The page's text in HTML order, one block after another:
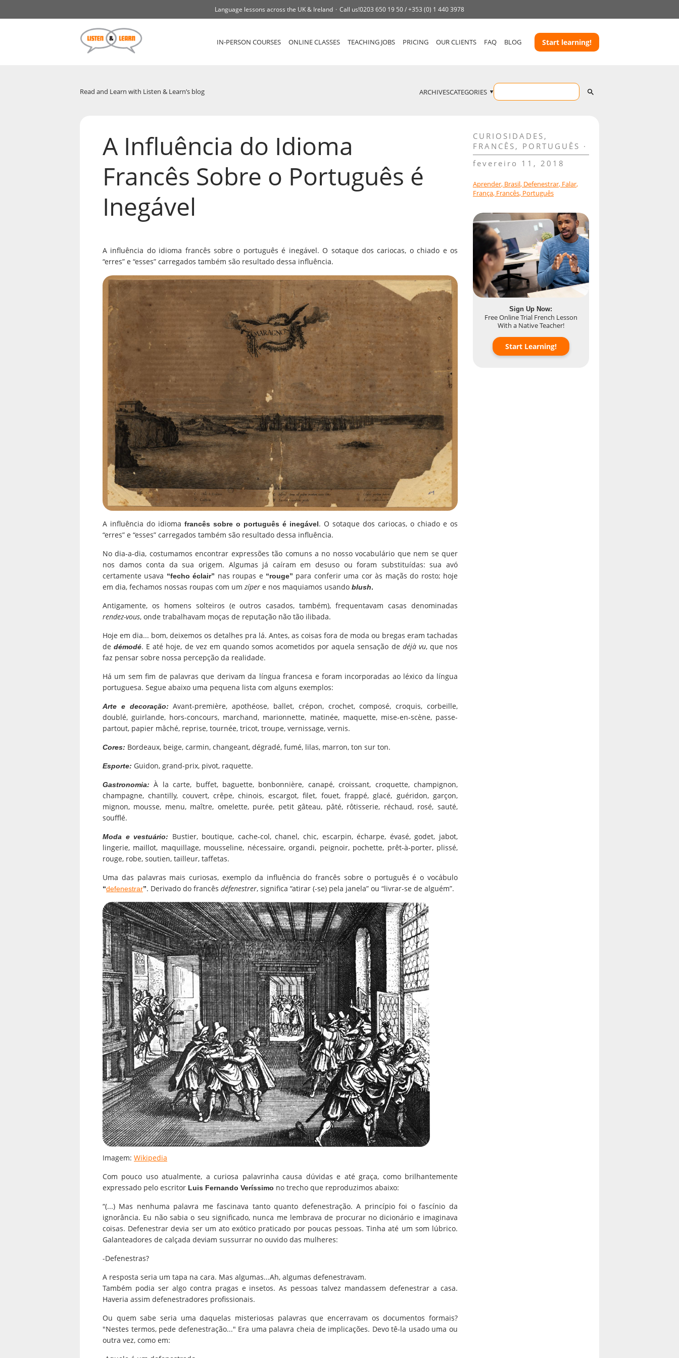
Language lessons across the UK & Ireland Call us!0203 650 19 50 /+353 (0) 1 440 3978
IN-PERSON COURSES ONLINE CLASSES TEACHING JOBS PRICING OUR CLIENTS FAQ BLOG Start learning!
Read and Learn with Listen & Learn’s blog ARCHIVESCATEGORIES
A Influência do Idioma
Francês Sobre o Português é
Inegável
A influência do idioma francês sobre o português é inegável. O sotaque dos cariocas, o chiado e os
“erres” e “esses” carregados também são resultado dessa influência.
A influência do idioma francês sobre o português é inegável. O sotaque dos cariocas, o chiado e os
“erres” e “esses” carregados também são resultado dessa influência.
No dia-a-dia, costumamos encontrar expressões tão comuns a no nosso vocabulário que nem se quer
nos damos conta da sua origem. Algumas já caíram em desuso ou foram substituídas: sua avó
certamente usava “fecho éclair” nas roupas e “rouge” para conferir uma cor às maçãs do rosto; hoje
em dia, fechamos nossas roupas com um zíper e nos maquiamos usando blush.
Antigamente, os homens solteiros (e outros casados, também), frequentavam casas denominadas
rendez-vous, onde trabalhavam moças de reputação não tão ilibada.
Hoje em dia... bom, deixemos os detalhes pra lá. Antes, as coisas fora de moda ou bregas eram tachadas
dedémodé. E até hoje, de vez em quando somos acometidos por aquela sensação de déjà vu, que nos
faz pensar sobre nossa percepção da realidade.
Há um sem fim de palavras que derivam da língua francesa e foram incorporadas ao léxico da língua
portuguesa. Segue abaixo uma pequena lista com alguns exemplos:
Arte e decoração:Avant-première, apothéose, ballet, crépon, crochet, composé, croquis, corbeille,
doublé, guirlande, hors-concours, marchand, marionnette, matinée, maquette, mise-en-scène, passe-
partout, papier mâché, reprise, tournée, tricot, troupe, vernissage, vernis.
Cores: Bordeaux, beige, carmin, changeant, dégradé, fumé, lilas, marron, ton sur ton.
Esporte: Guidon, grand-prix, pivot, raquette.
Gastronomia:À la carte, buffet, baguette, bonbonnière, canapé, croissant, croquette, champignon,
champagne, chantilly, couvert, crêpe, chinois, escargot, filet, fouet, frappé, glacé, guéridon, garçon,
mignon, mousse, menu, maître, omelette, purée, petit gâteau, pâté, rôtisserie, réchaud, rosé, sauté,
soufflé.
Moda e vestuário: Bustier, boutique, cache-col, chanel, chic, escarpin, écharpe, évasé, godet, jabot,
lingerie, maillot, maquillage, mousseline, nécessaire, organdi, peignoir, pochette, prêt-à-porter, plissé,
rouge, robe, soutien, tailleur, taffetas.
Uma das palavras mais curiosas, exemplo da influência do francês sobre o português é o vocábulo
“defenestrar”. Derivado do francês défenestrer, significa “atirar (-se) pela janela” ou “livrar-se de alguém”.
Imagem: Wikipedia
Com pouco uso atualmente, a curiosa palavrinha causa dúvidas e até graça, como brilhantemente
expressado pelo escritor Luis Fernando Veríssimo no trecho que reproduzimos abaixo:
“(...) Mas nenhuma palavra me fascinava tanto quanto defenestração. A princípio foi o fascínio da
ignorância. Eu não sabia o seu significado, nunca me lembrava de procurar no dicionário e imaginava
coisas. Defenestrar devia ser um ato exótico praticado por poucas pessoas. Tinha até um som lúbrico.
Galanteadores de calçada deviam sussurrar no ouvido das mulheres:
-Defenestras?
A resposta seria um tapa na cara. Mas algumas...Ah, algumas defenestravam.
Também podia ser algo contra pragas e insetos. As pessoas talvez mandassem defenestrar a casa.
Haveria assim defenestradores profissionais.
Ou quem sabe seria uma daquelas misteriosas palavras que encerravam os documentos formais?
"Nestes termos, pede defenestração..." Era uma palavra cheia de implicações. Devo tê-la usado uma ou
outra vez, como em:
CURIOSIDADES ,
FRANCÊS , PORTUGUÊS
fevereiro 11, 2018
Aprender, Brasil, Defenestrar, Falar,
França, Francês, Português
Sign Up Now:
Free Online Trial French Lesson
With a Native Teacher!
Start Learning!